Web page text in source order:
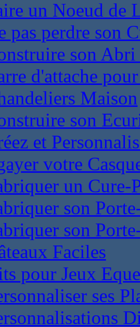
un Noeud de
pas perdre son
son
d'attache
Maison
son
et
votre
un Cure-
son
son
Faciles
pour Jeux
ses